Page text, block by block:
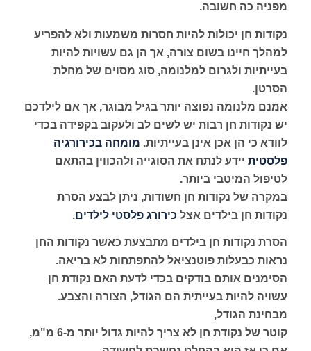
מפניה כה חשובה.
נקודות חן יכולות להיות חסרות משמעות ולא להפריע
למהלך חיינו בשום צורה, אך הן גם עשויות להיות
בעייתיות ולגרום למלנומה, סוג מסוים של מחלת
הסרטן.
אמנם מלנומה נפוצה יותר בגיל מבוגר, אך אם לילדכם
יש נקודות חן רבות יש לשים לב ולעקוב בקפידה בכדי
לוודא כי הן אכן אינן בעייתיות. מומחה בכירורגיה
פלסטיתיידע לנתח את הסוגייה ולהכווין בהתאם
לטיפול המיטבי ביותר.
במקרה של נקודות חן חשודות, ניתן לבצע הסרת
נקודות חן בילדים אצל כירורג פלסטי לילדים.
הסרת נקודות חן בילדים מתבצעת כאשר נקודות החן
נראות כבעלות פוטנציאל להתפתחות לא בריאה.
הסימנים אותם בודקים בכדי לדעת האם נקודת חן
עשויה להיות בעייתית הם הגודל, הצורה והצבע.
מבחינת הגודל,
קוטר של נקודת חן לא צריך להיות גדול יותר מ-6 מ"מ,